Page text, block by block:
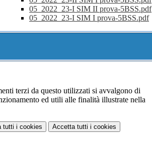
05_2022_23-I SIM II prova-5BSS.pdf
05_2022_23-I SIM I prova-5BSS.pdf
terzi da questo utilizzati si avvalgono di
ed utili alle finalità illustrate nella
tutti i cookies Accetta tutti i cookies